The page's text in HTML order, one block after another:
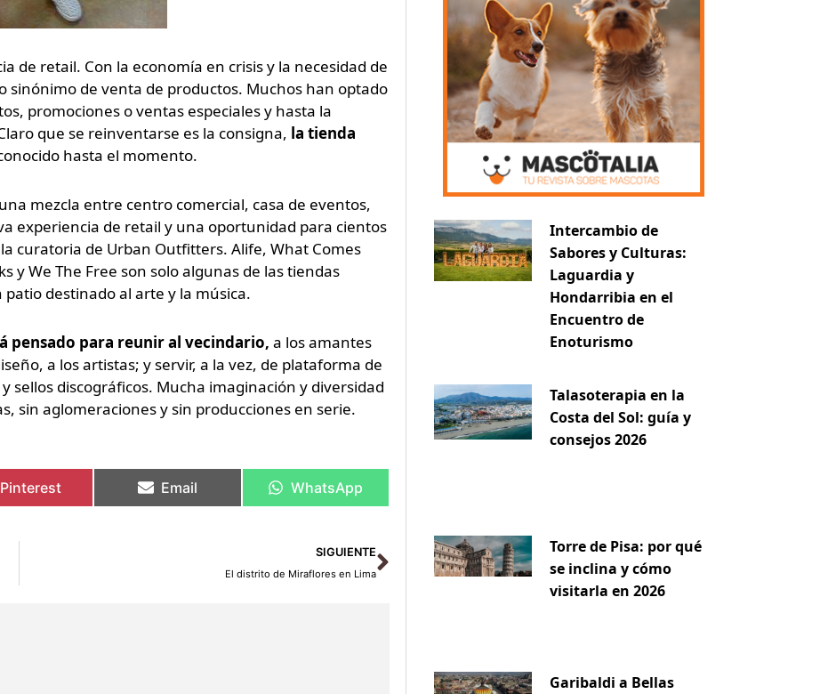
de retail. Con la economía en crisis y la necesidad de
de venta de productos. Muchos han optado
promociones o ventas especiales y hasta la
que se reinventarse es la consigna, la tienda
hasta el momento.
mezcla entre centro comercial, casa de eventos,
experiencia de retail y una oportunidad para cientos
curatoria de Urban Outfitters. Alife, What Comes
y We The Free son solo algunas de las tiendas
destinado al arte y la música.
pensado para reunir al vecindario, a los amantes
a los artistas; y servir, a la vez, de plataforma de
sellos discográficos. Mucha imaginación y diversidad
sin aglomeraciones y sin producciones en serie.
Pinterest Email WhatsApp
SIGUIENTE
El distrito de Miraflores en Lima
Siguiente
Intercambio de
Sabores y Culturas:
Laguardia y
Hondarribia en el
Encuentro de
Enoturismo
Talasoterapia en la
Costa del Sol: guía y
consejos 2026
Torre de Pisa: por qué
se inclina y cómo
visitarla en 2026
Garibaldi a Bellas